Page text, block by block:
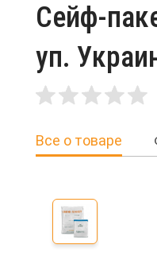
Сейф-
уп.
Все о товаре